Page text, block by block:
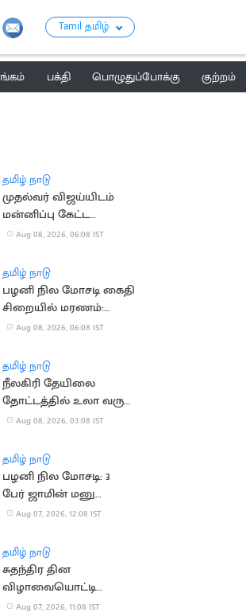
Tamil தமிழ்
பக்தி பொழுதுப்போக்கு
குற்றம்
தமிழ் நாடு
முதல்வர் விஜய்யிடம்
மன்னிப்பு கேட்ட
மனைவி சங்கீதா?
Aug 08, 2026, 06:08 IST
தமிழ் நாடு
பழனி நில மோசடி கைதி
சிறையில் மரணம்:
நீதிபதி நேரில்
Aug 08, 2026, 06:08 IST
தமிழ் நாடு
நீலகிரி தேயிலை
தோட்டத்தில் உலா வரும்
சிறுத்தை:
கோரிக்கை
Aug 08, 2026, 03:08 IST
தமிழ் நாடு
பழனி நில மோசடி: 3
பேர் ஜாமின் மனு
தள்ளுபடி
Aug 07, 2026, 12:08 IST
தமிழ் நாடு
சுதந்திர தின
விழாவையொட்டி
விமான நிலையத்துக்கு
Aug 07, 2026, 11:08 IST